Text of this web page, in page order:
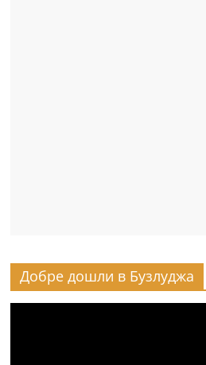
Добре дошли в Бузлуджа